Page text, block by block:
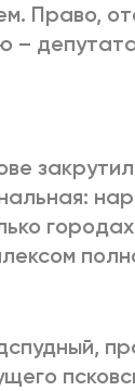
Право,
–